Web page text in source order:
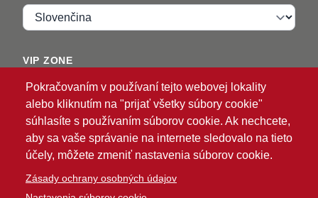
Pokračovaním v používaní tejto webovej lokality
alebo kliknutím na "prijať všetky súbory cookie"
súhlasíte s používaním súborov cookie. Ak nechcete,
aby sa vaše správanie na internete sledovalo na tieto
účely, môžete zmeniť nastavenia súborov cookie.
Zásady ochrany osobných údajov
Jazyk
VIP ZONE
Prihlásiť sa